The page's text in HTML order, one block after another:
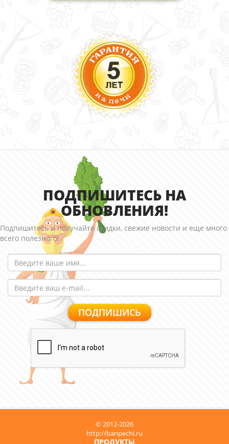
ПОДПИШИТЕСЬ НА
ОБНОВЛЕНИЯ!
Подпишитесь и получайте скидки, свежие новости и еще много
всего полезного!
© 2012-2026
http://banpechi.ru
ПРОДУКТЫ